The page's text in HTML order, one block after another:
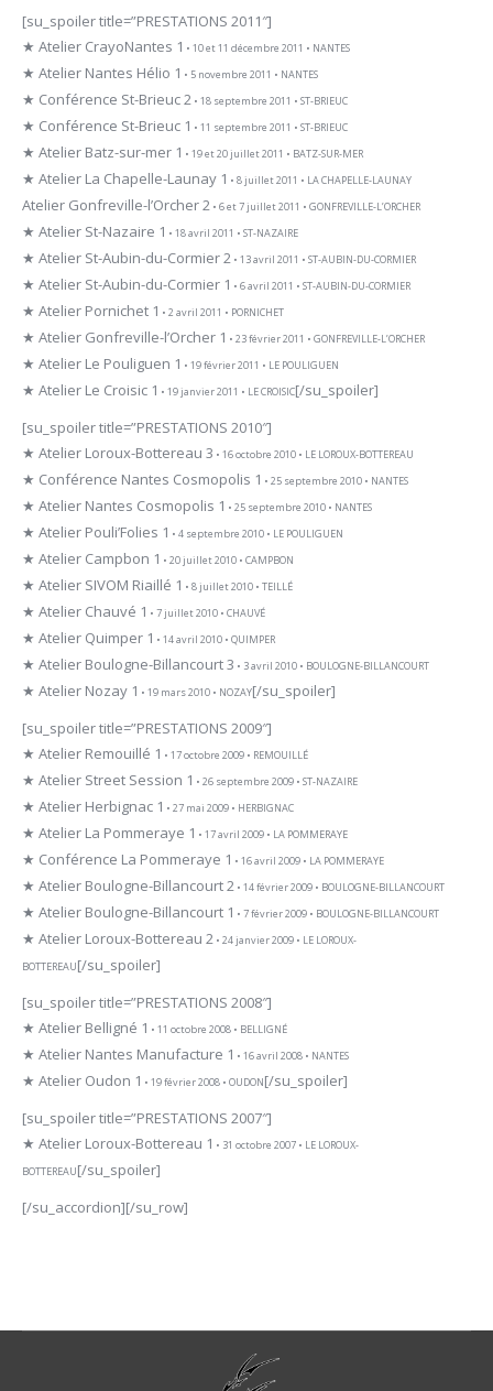
[su_spoiler title=”PRESTATIONS 2011″]
★ Atelier CrayoNantes 1 • 10 et 11 décembre 2011 • NANTES
★ Atelier Nantes Hélio 1 • 5 novembre 2011 • NANTES
★ Conférence St-Brieuc 2 • 18 septembre 2011 • ST-BRIEUC
★ Conférence St-Brieuc 1 • 11 septembre 2011 • ST-BRIEUC
★ Atelier Batz-sur-mer 1 • 19 et 20 juillet 2011 • BATZ-SUR-MER
★ Atelier La Chapelle-Launay 1 • 8 juillet 2011 • LA CHAPELLE-LAUNAY
Atelier Gonfreville-l’Orcher 2 • 6 et 7 juillet 2011 • GONFREVILLE-L’ORCHER
★ Atelier St-Nazaire 1 • 18 avril 2011 • ST-NAZAIRE
★ Atelier St-Aubin-du-Cormier 2 • 13 avril 2011 • ST-AUBIN-DU-CORMIER
★ Atelier St-Aubin-du-Cormier 1 • 6 avril 2011 • ST-AUBIN-DU-CORMIER
★ Atelier Pornichet 1 • 2 avril 2011 • PORNICHET
★ Atelier Gonfreville-l’Orcher 1 • 23 février 2011 • GONFREVILLE-L’ORCHER
★ Atelier Le Pouliguen 1 • 19 février 2011 • LE POULIGUEN
★ Atelier Le Croisic 1 • 19 janvier 2011 • LE CROISIC[/su_spoiler]
[su_spoiler title=”PRESTATIONS 2010″]
★ Atelier Loroux-Bottereau 3 • 16 octobre 2010 • LE LOROUX-BOTTEREAU
★ Conférence Nantes Cosmopolis 1 • 25 septembre 2010 • NANTES
★ Atelier Nantes Cosmopolis 1 • 25 septembre 2010 • NANTES
★ Atelier Pouli’Folies 1 • 4 septembre 2010 • LE POULIGUEN
★ Atelier Campbon 1 • 20 juillet 2010 • CAMPBON
★ Atelier SIVOM Riaillé 1 • 8 juillet 2010 • TEILLÉ
★ Atelier Chauvé 1 • 7 juillet 2010 • CHAUVÉ
★ Atelier Quimper 1 • 14 avril 2010 • QUIMPER
★ Atelier Boulogne-Billancourt 3 • 3 avril 2010 • BOULOGNE-BILLANCOURT
★ Atelier Nozay 1 • 19 mars 2010 • NOZAY[/su_spoiler]
[su_spoiler title=”PRESTATIONS 2009″]
★ Atelier Remouillé 1 • 17 octobre 2009 • REMOUILLÉ
★ Atelier Street Session 1 • 26 septembre 2009 • ST-NAZAIRE
★ Atelier Herbignac 1 • 27 mai 2009 • HERBIGNAC
★ Atelier La Pommeraye 1 • 17 avril 2009 • LA POMMERAYE
★ Conférence La Pommeraye 1 • 16 avril 2009 • LA POMMERAYE
★ Atelier Boulogne-Billancourt 2 • 14 février 2009 • BOULOGNE-BILLANCOURT
★ Atelier Boulogne-Billancourt 1 • 7 février 2009 • BOULOGNE-BILLANCOURT
★ Atelier Loroux-Bottereau 2 • 24 janvier 2009 • LE LOROUX-
BOTTEREAU[/su_spoiler]
[su_spoiler title=”PRESTATIONS 2008″]
★ Atelier Belligné 1 • 11 octobre 2008 • BELLIGNÉ
★ Atelier Nantes Manufacture 1 • 16 avril 2008 • NANTES
★ Atelier Oudon 1 • 19 février 2008 • OUDON[/su_spoiler]
[su_spoiler title=”PRESTATIONS 2007″]
★ Atelier Loroux-Bottereau 1 • 31 octobre 2007 • LE LOROUX-
BOTTEREAU[/su_spoiler]
[/su_accordion][/su_row]